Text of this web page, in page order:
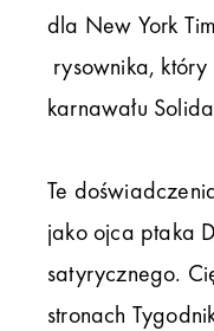
dla New York
rysownika, który
karnawału
Te
jako ojca ptaka
satyrycznego.
stronach